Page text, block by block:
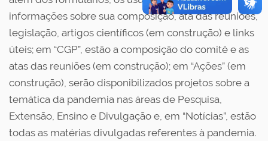
informações sobre sua composição, ata das reuniões,
legislação, artigos científicos (em construção) e links
úteis; em “CGP”, estão a composição do comitê e as
atas das reuniões (em construção); em “Ações” (em
construção), serão disponibilizados projetos sobre a
temática da pandemia nas áreas de Pesquisa,
Extensão, Ensino e Divulgação e, em “Notícias”, estão
todas as matérias divulgadas referentes à pandemia.